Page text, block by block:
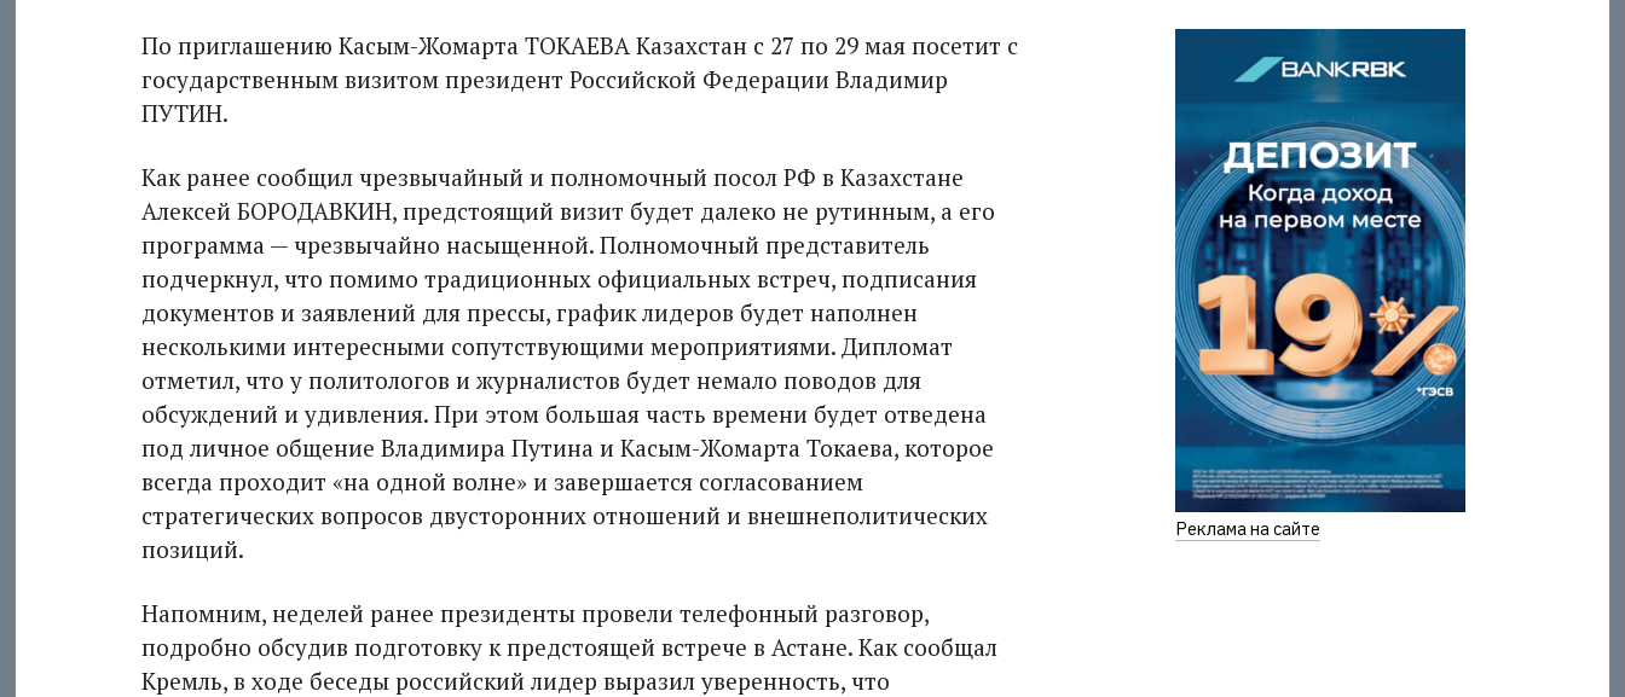
По приглашению Касым-Жомарта ТОКАЕВА Казахстан с 27 по 29 мая посетит с
государственным визитом президент Российской Федерации Владимир
ПУТИН.
Как ранее сообщил чрезвычайный и полномочный посол РФ в Казахстане
Алексей БОРОДАВКИН, предстоящий визит будет далеко не рутинным, а его
программа — чрезвычайно насыщенной. Полномочный представитель
подчеркнул, что помимо традиционных официальных встреч, подписания
документов и заявлений для прессы, график лидеров будет наполнен
несколькими интересными сопутствующими мероприятиями. Дипломат
отметил, что у политологов и журналистов будет немало поводов для
обсуждений и удивления. При этом большая часть времени будет отведена
под личное общение Владимира Путина и Касым-Жомарта Токаева, которое
всегда проходит «на одной волне» и завершается согласованием
стратегических вопросов двусторонних отношений и внешнеполитических
позиций.
Напомним, неделей ранее президенты провели телефонный разговор,
подробно обсудив подготовку к предстоящей встрече в Астане. Как сообщал
Кремль, в ходе беседы российский лидер выразил уверенность, что
Реклама на сайте